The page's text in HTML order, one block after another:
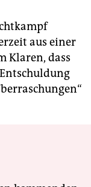
aus einer
Klaren, dass